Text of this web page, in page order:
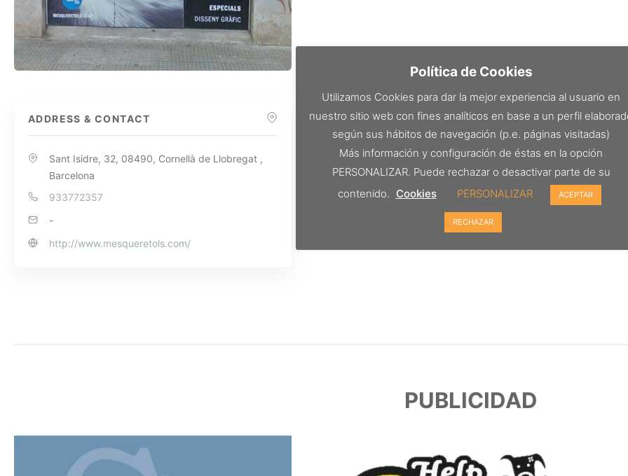
ADDRESS & CONTACT
Sant Isidre, 32, 08490, Cornellà de Llobregat ,
Barcelona
933772357
-
http://www.mesqueretols.com/
PUBLICIDAD
Política de Cookies
Utilizamos Cookies para dar la mejor experiencia al usuario en
nuestro sitio web con fines analíticos en base a un perfil
según sus hábitos de navegación (p.e. páginas visitadas)
Más información y configuración de éstas en la opción
PERSONALIZAR. Puede rechazar o desactivar parte de su
contenido. Cookies PERSONALIZAR ACEPTAR
RECHAZAR